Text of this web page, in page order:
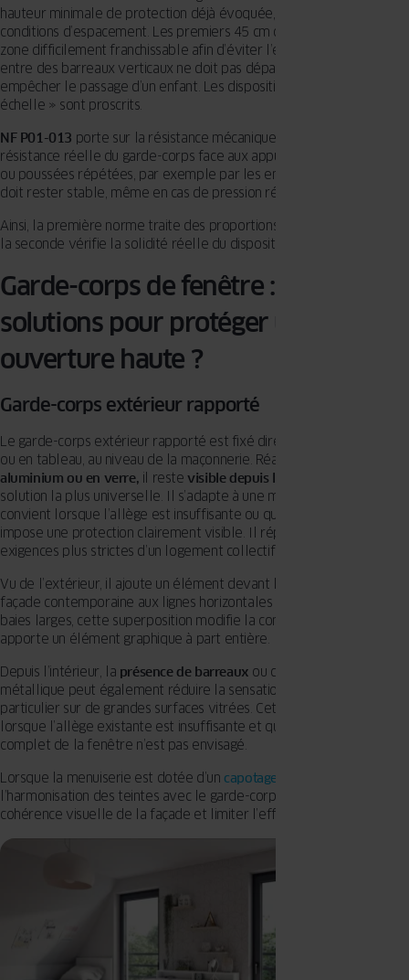
hauteur minimale de protection déjà évoquée, mais aussi les
conditions d’espacement. Les premiers 45 cm doivent constituer une
zone difficilement franchissable afin d’éviter l’escalade et l’écart
entre des barreaux verticaux ne doit pas dépasser 11 cm pour
empêcher le passage d’un enfant. Les dispositifs créant un « effet
échelle » sont proscrits.
NF P01-013 porte sur la résistance mécanique. Elle teste la
résistance réelle du garde-corps face aux appuis, chocs accidentels
ou poussées répétées, par exemple par les enfants. La structure
doit rester stable, même en cas de pression répétée.
Ainsi, la première norme traite des proportions et de la géométrie ;
la seconde vérifie la solidité réelle du dispositif une fois installé.
Garde-corps de fenêtre : quelles
solutions pour protéger une
ouverture haute ?
Garde-corps extérieur rapporté
Le garde-corps extérieur rapporté est fixé directement en façade
ou en tableau, au niveau de la maçonnerie. Réalisé en
aluminium ou en verre, il reste visible depuis l’extérieur
solution la plus universelle. Il s’adapte à une menuiserie existante et
convient lorsque l’allège est insuffisante ou que la hauteur de chute
impose une protection clairement visible. Il répond aussi aux
exigences plus strictes d’un logement collectif.
Vu de l’extérieur, il ajoute un élément devant l’ouverture. Sur une
façade contemporaine aux lignes horizontales marquées ou aux
baies larges, cette superposition modifie la composition initiale et
apporte un élément graphique à part entière.
Depuis l’intérieur, la présence de barreaux ou d’une structure
métallique peut également réduire la sensation d’ouverture, en
particulier sur de grandes surfaces vitrées. Cette solution convient
lorsque l’allège existante est insuffisante et qu’un remplacement
complet de la fenêtre n’est pas envisagé.
Lorsque la menuiserie est dotée d’un capotage aluminium
l’harmonisation des teintes avec le garde-corps peut renforcer la
cohérence visuelle de la façade et limiter l’effet d’ajout rapporté.